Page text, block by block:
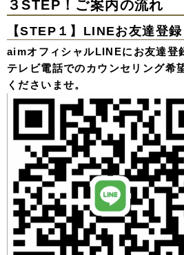
３STEP！ご案内の流れ
【STEP１】LINEお友達登録
aimオフィシャルLINEにお友達登
テレビ電話でのカウンセリング希
くださいませ。